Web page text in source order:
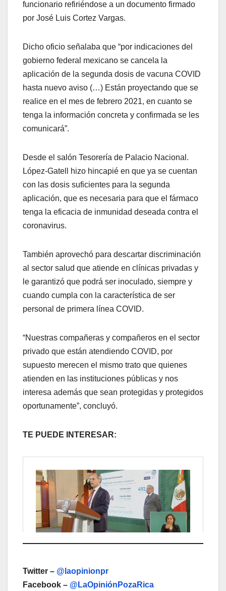
funcionario refiriéndose a un documento firmado
por José Luis Cortez Vargas.
Dicho oficio señalaba que “por indicaciones del
gobierno federal mexicano se cancela la
aplicación de la segunda dosis de vacuna COVID
hasta nuevo aviso (…) Están proyectando que se
realice en el mes de febrero 2021, en cuanto se
tenga la información concreta y confirmada se les
comunicará”.
Desde el salón Tesorería de Palacio Nacional.
López-Gatell hizo hincapié en que ya se cuentan
con las dosis suficientes para la segunda
aplicación, que es necesaria para que el fármaco
tenga la eficacia de inmunidad deseada contra el
coronavirus.
También aprovechó para descartar discriminación
al sector salud que atiende en clínicas privadas y
le garantizó que podrá ser inoculado, siempre y
cuando cumpla con la característica de ser
personal de primera línea COVID.
“Nuestras compañeras y compañeros en el sector
privado que están atendiendo COVID, por
supuesto merecen el mismo trato que quienes
atienden en las instituciones públicas y nos
interesa además que sean protegidas y protegidos
oportunamente”, concluyó.
TE PUEDE INTERESAR:
Twitter – @laopinionpr
Facebook – @LaOpiniónPozaRica